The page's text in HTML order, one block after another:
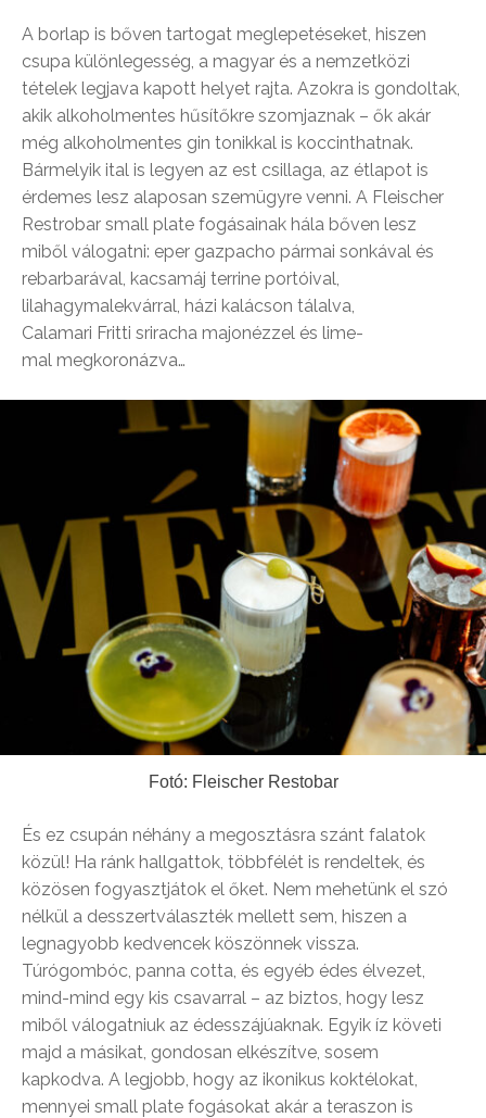
A borlap is bőven tartogat meglepetéseket, hiszen
csupa különlegesség, a magyar és a nemzetközi
tételek legjava kapott helyet rajta. Azokra is gondoltak,
akik alkoholmentes hűsítőkre szomjaznak – ők akár
még alkoholmentes gin tonikkal is koccinthatnak.
Bármelyik ital is legyen az est csillaga, az étlapot is
érdemes lesz alaposan szemügyre venni. A Fleischer
Restrobar small plate fogásainak hála bőven lesz
miből válogatni: eper gazpacho pármai sonkával és
rebarbarával, kacsamáj terrine portóival,
lilahagymalekvárral, házi kalácson tálalva,
Calamari Fritti sriracha majonézzel és lime-
mal megkoronázva…
Fotó: Fleischer Restobar
És ez csupán néhány a megosztásra szánt falatok
közül! Ha ránk hallgattok, többfélét is rendeltek, és
közösen fogyasztjátok el őket. Nem mehetünk el szó
nélkül a desszertválaszték mellett sem, hiszen a
legnagyobb kedvencek köszönnek vissza.
Túrógombóc, panna cotta, és egyéb édes élvezet,
mind-mind egy kis csavarral – az biztos, hogy lesz
miből válogatniuk az édesszájúaknak. Egyik íz követi
majd a másikat, gondosan elkészítve, sosem
kapkodva. A legjobb, hogy az ikonikus koktélokat,
mennyei small plate fogásokat akár a teraszon is